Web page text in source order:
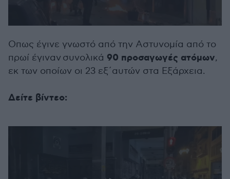
of
seconds
Οπως έγινε γνωστό από την Αστυνομία από το
πρωί έγιναν συνολικά 90 προσαγωγές ατόμων,
εκ των οποίων οι 23 εξ΄αυτών στα Εξάρχεια.
Δείτε βίντεο: